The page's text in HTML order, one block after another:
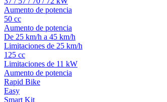
Aumento de potencia
50 cc
Aumento de potencia
De 25 km/h a 45 km/h
Limitaciones de 25 km/h
125 cc
Limitaciones de 11 kW
Aumento de potencia
Rapid Bike
Easy
Smart Kit